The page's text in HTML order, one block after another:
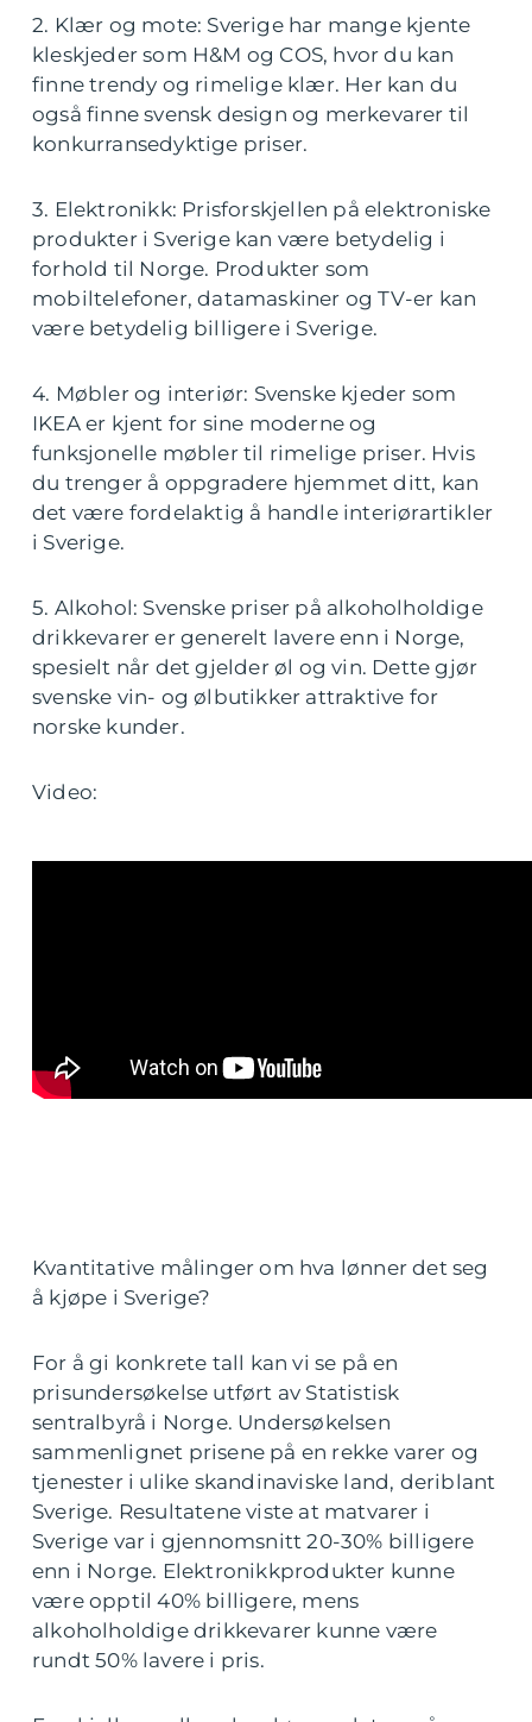
2. Klær og mote: Sverige har mange kjente
kleskjeder som H&M og COS, hvor du kan
finne trendy og rimelige klær. Her kan du
også finne svensk design og merkevarer til
konkurransedyktige priser.
3. Elektronikk: Prisforskjellen på elektroniske
produkter i Sverige kan være betydelig i
forhold til Norge. Produkter som
mobiltelefoner, datamaskiner og TV-er kan
være betydelig billigere i Sverige.
4. Møbler og interiør: Svenske kjeder som
IKEA er kjent for sine moderne og
funksjonelle møbler til rimelige priser. Hvis
du trenger å oppgradere hjemmet ditt, kan
det være fordelaktig å handle interiørartikler
i Sverige.
5. Alkohol: Svenske priser på alkoholholdige
drikkevarer er generelt lavere enn i Norge,
spesielt når det gjelder øl og vin. Dette gjør
svenske vin- og ølbutikker attraktive for
norske kunder.
Video:
Kvantitative målinger om hva lønner det seg
å kjøpe i Sverige?
For å gi konkrete tall kan vi se på en
prisundersøkelse utført av Statistisk
sentralbyrå i Norge. Undersøkelsen
sammenlignet prisene på en rekke varer og
tjenester i ulike skandinaviske land, deriblant
Sverige. Resultatene viste at matvarer i
Sverige var i gjennomsnitt 20-30% billigere
enn i Norge. Elektronikkprodukter kunne
være opptil 40% billigere, mens
alkoholholdige drikkevarer kunne være
rundt 50% lavere i pris.